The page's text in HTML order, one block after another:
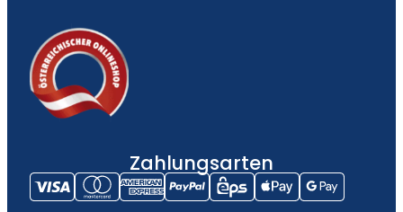
Zahlungsarten